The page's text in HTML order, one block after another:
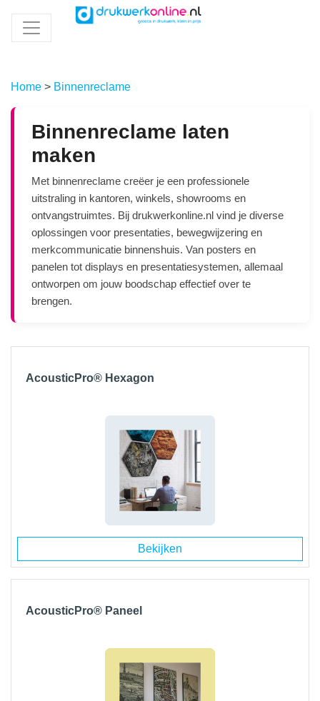
Home > Binnenreclame
Binnenreclame laten
maken
Met binnenreclame creëer je een professionele
uitstraling in kantoren, winkels, showrooms en
ontvangstruimtes. Bij drukwerkonline.nl vind je diverse
oplossingen voor presentaties, bewegwijzering en
merkcommunicatie binnenshuis. Van posters en
panelen tot displays en presentatiesystemen, allemaal
ontworpen om jouw boodschap effectief over te
brengen.
AcousticPro® Hexagon
Bekijken
AcousticPro® Paneel